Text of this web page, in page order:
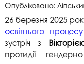
Опубліковано:
26 березня 2025
освітнього
зустріч з
протидії